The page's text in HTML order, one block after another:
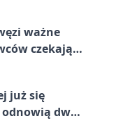
ważne
czekają
już się
odnowią dwa